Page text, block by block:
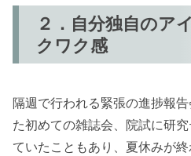
２．自分独自のア
クワク感
隔週で行われる緊張の進捗報
た初めての雑誌会、院試に研
ていたこともあり、夏休みが